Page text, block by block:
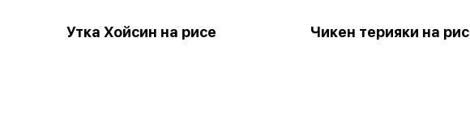
Утка Хойсин на рисе Чикен терияки на